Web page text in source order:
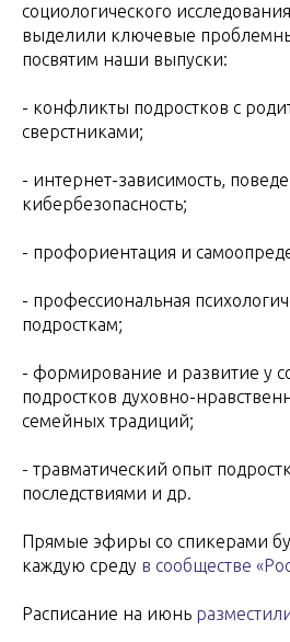
социологического
выделили ключевые
посвятим наши выпуски:
- конфликты подростков с
сверстниками;
- интернет-зависимость,
кибербезопасность;
- профориентация и
- профессиональная
подросткам;
- формирование и развитие у
подростков духовно-
семейных традиций;
- травматический опыт
последствиями и др.
Прямые эфиры со спикерами
каждую среду в сообществе
Расписание на июнь